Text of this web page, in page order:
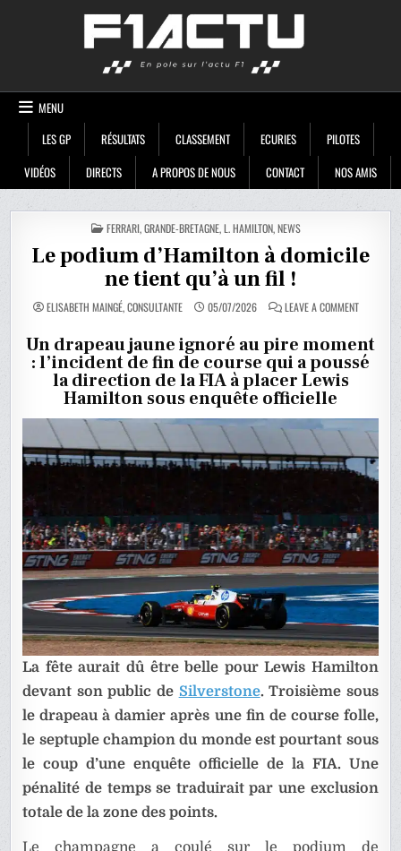
MENU
LES GP
RÉSULTATS CLASSEMENT ECURIES
PILOTES
VIDÉOS
DIRECTS A PROPOS DE NOUS CONTACT NOS AMIS
POSTED
IN
FERRARI,GRANDE-BRETAGNE,L. HAMILTON,NEWS
Le podium d’Hamilton à domicile
ne tient qu’à un fil !
ELISABETH MAINGÉ, CONSULTANTE 05/07/2026 LEAVE A COMMENTON
À
DOMICILE
NE
!
Un drapeau jaune ignoré au pire moment
: l’incident de fin de course qui a poussé
la direction de la FIA à placer Lewis
Hamilton sous enquête officielle
La fête aurait dû être belle pour Lewis Hamilton
devant son public de Silverstone. Troisième sous
le drapeau à damier après une fin de course folle,
le septuple champion du monde est pourtant sous
le coup d’une enquête officielle de la FIA. Une
pénalité de temps se traduirait par une exclusion
totale de la zone des points.